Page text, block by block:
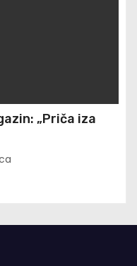
„Priča iza